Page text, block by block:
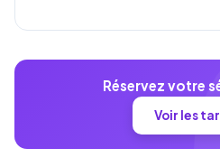
Réservez votre
Voir les